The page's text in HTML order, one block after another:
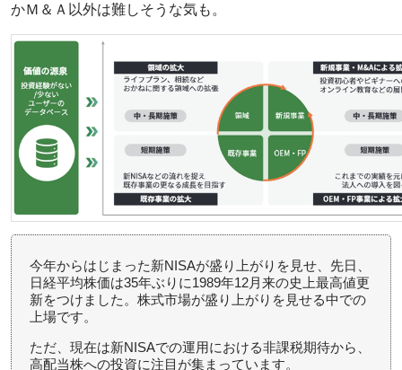
かＭ＆Ａ以外は難しそうな気も。
今年からはじまった新NISAが盛り上がりを見せ、先日、
日経平均株価は35年ぶりに1989年12月来の史上最高値更
新をつけました。株式市場が盛り上がりを見せる中での
上場です。
ただ、現在は新NISAでの運用における非課税期待から、
高配当株への投資に注目が集まっています。